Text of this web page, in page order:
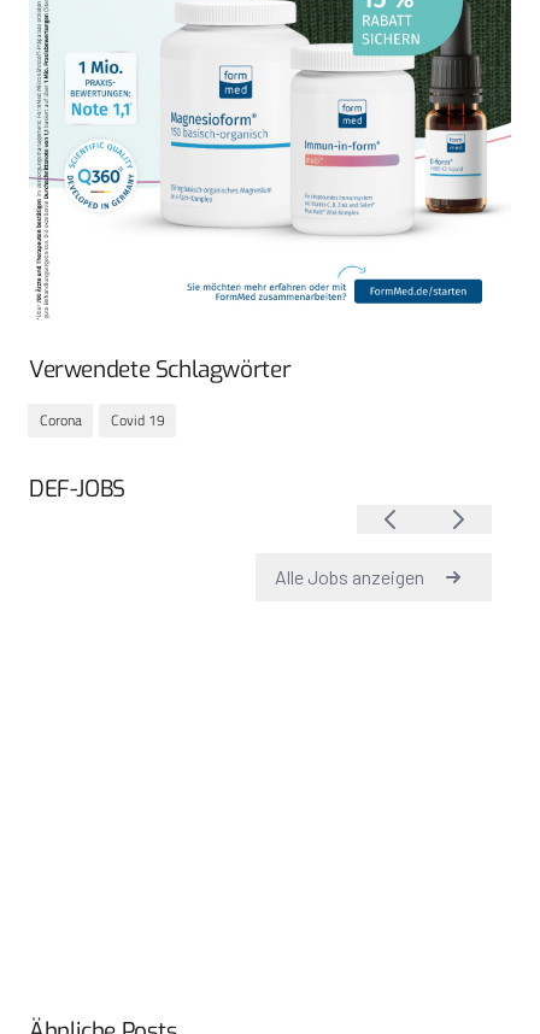
Verwendete Schlagwörter
Corona Covid 19
DEF-JOBS